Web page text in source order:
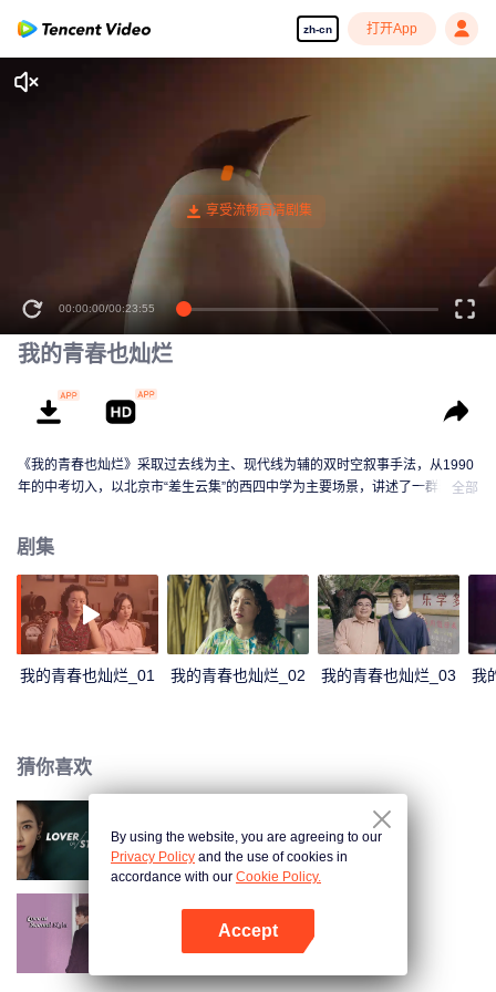
zh-cn 打开App
00:00:00/00:23:55
我的青春也灿烂
《我的青春也灿烂》采取过去线为主、现代线为辅的双时空叙事手法，从1990
年的中考切入，以北京市“差生云集”的西四中学为主要场景，讲述了一群聚集于
此的成长道路上留下了不可磨灭的人生印迹。
全部
剧集
我的青春也灿烂_01 我的青春也灿烂_02 我的青春也灿烂_03 我
猜你喜欢
陌生的恋人
二见钟情
By using the website, you are agreeing to our
Privacy Policy and the use of cookies in
accordance with our Cookie Policy.
Accept